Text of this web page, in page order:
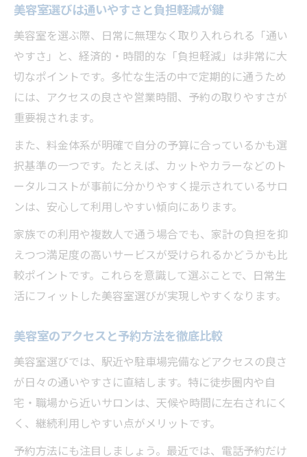
美容室選びはカウンセリングの質が決め手
美容室での居心地と通いやすさに注目
美容室フィットを見極めるポイントまとめ
日常に馴染む美容室がもたらす安心感
美容室フィットが日常に溶け込む理由
美容室フィットの安心感と信頼感を解説
美容室選びで重要な居心地の良さとは
美容室フィットで日常使いしやすい工夫
美容室フィットの料金体系と総額を解説
美容室料金の明瞭さが選び方の決め手
美容室フィットで賢くコストを抑える方法
美容室フィットとサービス内容の総額比較
家族利用しやすい美容室を探すコツ
美容室フィットで家族利用しやすい理由
美容室選びは家族みんなの快適性が大切
美容室フィットで子連れにも優しい工夫
美容室で家族利用が叶うポイントとは
美容室選びは通いやすさと負担軽減が鍵
美容室を選ぶ際、日常に無理なく取り入れられる「通い
やすさ」と、経済的・時間的な「負担軽減」は非常に大
切なポイントです。多忙な生活の中で定期的に通うため
には、アクセスの良さや営業時間、予約の取りやすさが
重要視されます。
また、料金体系が明確で自分の予算に合っているかも選
択基準の一つです。たとえば、カットやカラーなどのト
ータルコストが事前に分かりやすく提示されているサロ
ンは、安心して利用しやすい傾向にあります。
家族での利用や複数人で通う場合でも、家計の負担を抑
えつつ満足度の高いサービスが受けられるかどうかも比
較ポイントです。これらを意識して選ぶことで、日常生
活にフィットした美容室選びが実現しやすくなります。
美容室のアクセスと予約方法を徹底比較
美容室選びでは、駅近や駐車場完備などアクセスの良さ
が日々の通いやすさに直結します。特に徒歩圏内や自
宅・職場から近いサロンは、天候や時間に左右されにく
く、継続利用しやすい点がメリットです。
予約方法にも注目しましょう。最近では、電話予約だけ